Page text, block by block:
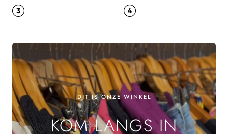
DIT IS ONZE WINKEL
KOM LANGS IN